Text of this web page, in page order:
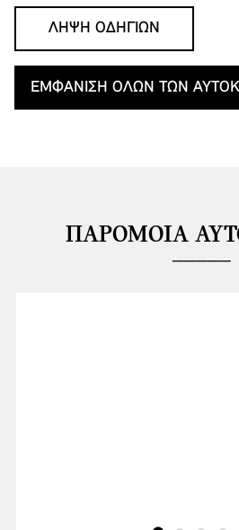
ΛΉΨΗ ΟΔΗΓΙΏΝ
ΕΜΦΆΝΙΣΗ ΌΛΩΝ ΤΩΝ
ΠΑΡΌΜΟΙΑ